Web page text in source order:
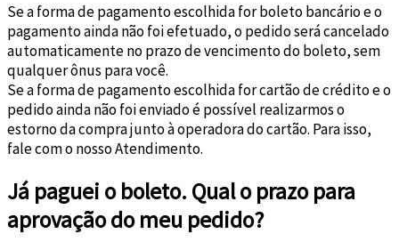
Se a forma de pagamento escolhida for boleto bancário e o
pagamento ainda não foi efetuado, o pedido será cancelado
automaticamente no prazo de vencimento do boleto, sem
qualquer ônus para você.
Se a forma de pagamento escolhida for cartão de crédito e o
pedido ainda não foi enviado é possível realizarmos o
estorno da compra junto à operadora do cartão. Para isso,
fale com o nosso Atendimento.
Já paguei o boleto. Qual o prazo para
aprovação do meu pedido?